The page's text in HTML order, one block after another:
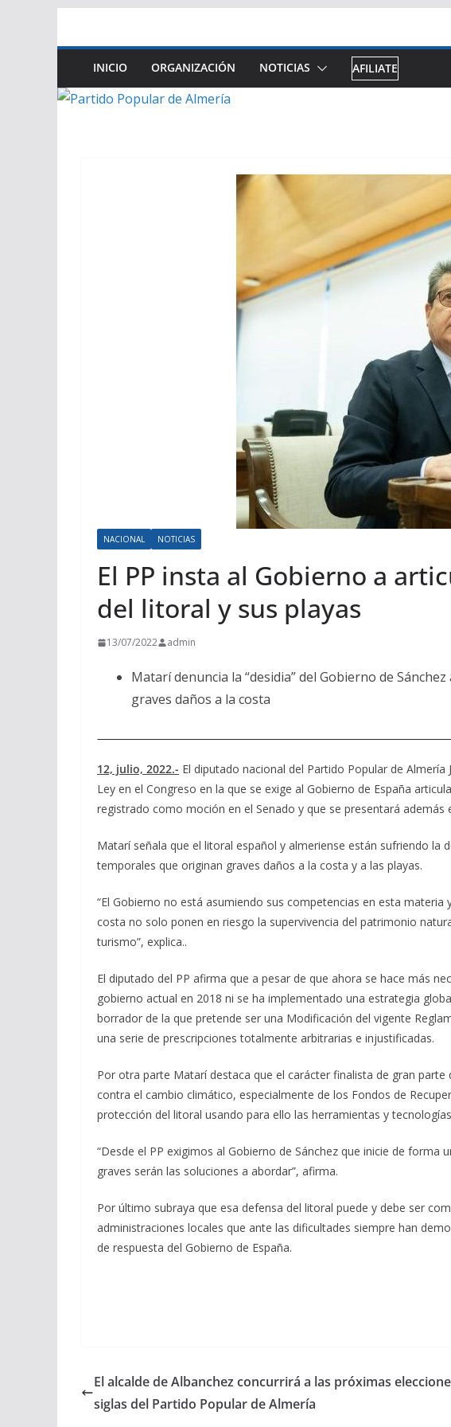
contenido
INICIO ORGANIZACIÓN NOTICIAS AFILIATE
NACIONAL NOTICIAS
El PP insta al Gobierno a
del litoral y sus playas
13/07/2022 admin
Matarí denuncia la “desidia” del Gobierno de
graves daños a la costa
12, julio, 2022.- El diputado nacional del Partido Popular de
Ley en el Congreso en la que se exige al Gobierno de España
registrado como moción en el Senado y que se presentará además
Matarí señala que el litoral español y almeriense están sufriendo
temporales que originan graves daños a la costa y a las playas.
“El Gobierno no está asumiendo sus competencias en esta
costa no solo ponen en riesgo la supervivencia del patrimonio
turismo”, explica..
El diputado del PP afirma que a pesar de que ahora se hace más
gobierno actual en 2018 ni se ha implementado una estrategia
borrador de la que pretende ser una Modificación del vigente
una serie de prescripciones totalmente arbitrarias e injustificadas.
Por otra parte Matarí destaca que el carácter finalista de gran
contra el cambio climático, especialmente de los Fondos de
protección del litoral usando para ello las herramientas y
“Desde el PP exigimos al Gobierno de Sánchez que inicie de
graves serán las soluciones a abordar”, afirma.
Por último subraya que esa defensa del litoral puede y debe ser
administraciones locales que ante las dificultades siempre han
de respuesta del Gobierno de España.
El alcalde de Albanchez concurrirá a las próximas
siglas del Partido Popular de Almería